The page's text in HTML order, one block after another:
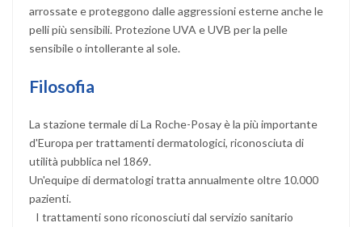
arrossate e proteggono dalle aggressioni esterne anche le
pelli più sensibili. Protezione UVA e UVB per la pelle
sensibile o intollerante al sole.
Filosofia
La stazione termale di La Roche-Posay è la più importante
d'Europa per trattamenti dermatologici, riconosciuta di
utilità pubblica nel 1869.
Un'equipe di dermatologi tratta annualmente oltre 10.000
pazienti.
I trattamenti sono riconosciuti dal servizio sanitario